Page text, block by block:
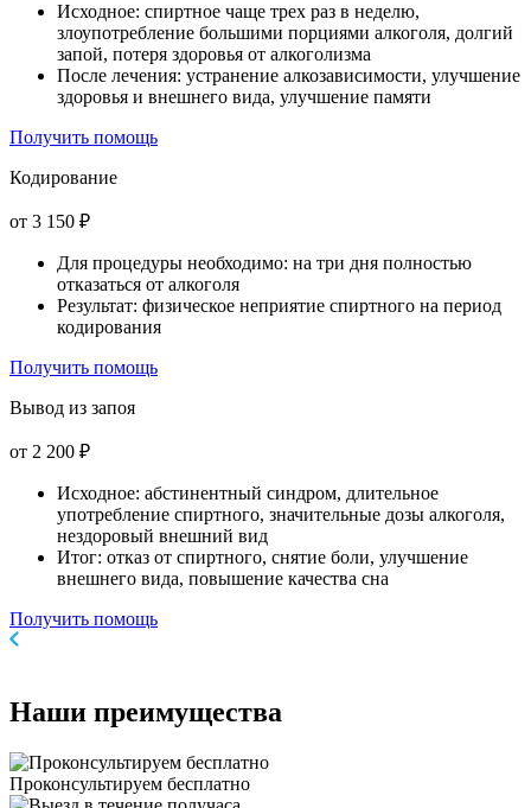
Исходное: спиртное чаще трех раз в неделю,
злоупотребление большими порциями алкоголя, долгий
запой, потеря здоровья от алкоголизма
После лечения: устранение алкозависимости, улучшение
здоровья и внешнего вида, улучшение памяти
Получить помощь
Кодирование
от 3 150 ₽
Для процедуры необходимо: на три дня полностью
отказаться от алкоголя
Результат: физическое неприятие спиртного на период
кодирования
Получить помощь
Вывод из запоя
от 2 200 ₽
Исходное: абстинентный синдром, длительное
употребление спиртного, значительные дозы алкоголя,
нездоровый внешний вид
Итог: отказ от спиртного, снятие боли, улучшение
внешнего вида, повышение качества сна
Получить помощь
Наши преимущества
Проконсультируем бесплатно